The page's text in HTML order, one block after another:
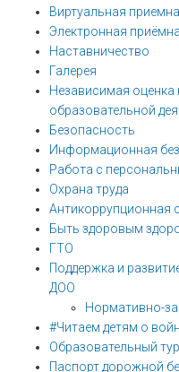
Виртуальная
Электронная
Наставничество
Галерея
Независимая оценка
образовательной
Безопасность
Информационная
Работа с
Охрана труда
Антикоррупционная
Быть здоровым
ГТО
Поддержка и
ДОО
Нормативно-
#Читаем детям о
Образовательный
Паспорт дорожной